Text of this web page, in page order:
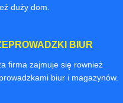
duży dom.
BIUR
firma zajmuje się rownież
biur i magazynów.